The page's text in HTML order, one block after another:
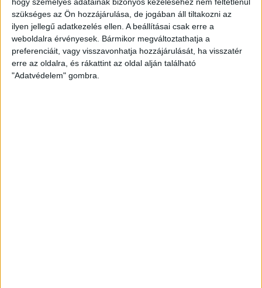
szükséges az Ön hozzájárulása, de jogában áll tiltakozni az
ilyen jellegű adatkezelés ellen. A beállításai csak erre a
weboldalra érvényesek. Bármikor megváltoztathatja a
preferenciáit, vagy visszavonhatja hozzájárulását, ha visszatér
erre az oldalra, és rákattint az oldal alján található
"Adatvédelem" gombra.
Hoppon maradtak a villanyautós támogatási
program utolsó pályázói